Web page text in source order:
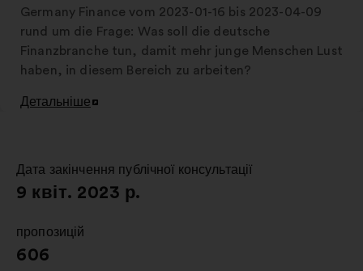
Germany Finance vom 2023-01-16 bis 2023-04-09
rund um die Frage: Was soll die deutsche
Finanzbranche tun, damit mehr junge Menschen Lust
haben, in diesem Bereich zu arbeiten?
Детальніше
Відкрити
вкладці
Дата закінчення публічної консультації
:
9 квіт. 2023 р.
пропозицій
:
606